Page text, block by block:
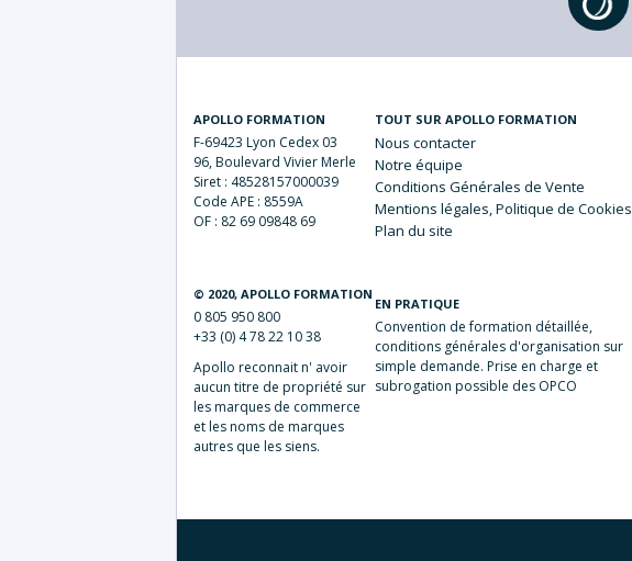
APOLLO FORMATION
F-69423 Lyon Cedex 03
96, Boulevard Vivier Merle
Siret : 48528157000039
Code APE : 8559A
OF : 82 69 09848 69
© 2020, APOLLO FORMATION
0 805 950 800
+33 (0) 4 78 22 10 38
Apollo reconnait n' avoir
aucun titre de propriété sur
les marques de commerce
et les noms de marques
autres que les siens.
TOUT SUR APOLLO FORMATION
Nouscontacter
Notreéquipe
Conditions Générales de Vente
Mentions légales, Politique de Cookies
Plan du site
EN PRATIQUE
Convention de formation détaillée,
conditions générales d'organisation sur
simple demande. Prise en charge et
subrogation possible des OPCO